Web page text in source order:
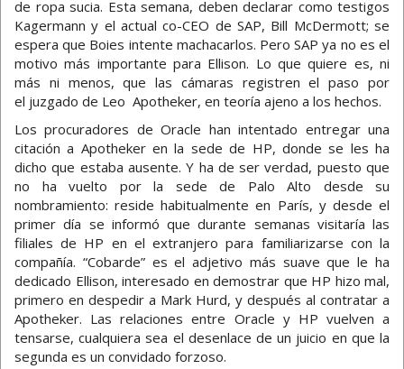
de ropa sucia. Esta semana, deben declarar como testigos
Kagermann y el actual co-CEO de SAP, Bill McDermott; se
espera que Boies intente machacarlos. Pero SAP ya no es el
motivo más importante para Ellison. Lo que quiere es, ni
más ni menos, que las cámaras registren el paso por
el juzgado de Leo Apotheker, en teoría ajeno a los hechos.
Los procuradores de Oracle han intentado entregar una
citación a Apotheker en la sede de HP, donde se les ha
dicho que estaba ausente. Y ha de ser verdad, puesto que
no ha vuelto por la sede de Palo Alto desde su
nombramiento: reside habitualmente en París, y desde el
primer día se informó que durante semanas visitaría las
filiales de HP en el extranjero para familiarizarse con la
compañía. “Cobarde” es el adjetivo más suave que le ha
dedicado Ellison, interesado en demostrar que HP hizo mal,
primero en despedir a Mark Hurd, y después al contratar a
Apotheker. Las relaciones entre Oracle y HP vuelven a
tensarse, cualquiera sea el desenlace de un juicio en que la
segunda es un convidado forzoso.